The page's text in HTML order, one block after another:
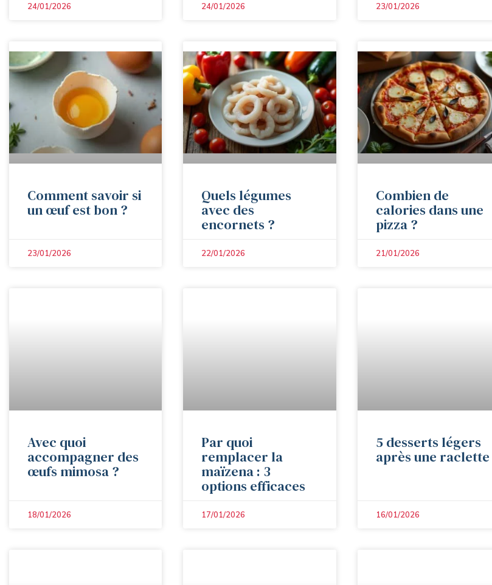
24/01/2026 24/01/2026 23/01/2026
Comment savoir si
un œuf est bon ?
23/01/2026
Quels légumes
avec des
encornets ?
22/01/2026
Combien de
calories dans une
pizza ?
21/01/2026
Avec quoi
accompagner des
œufs mimosa ?
18/01/2026
Par quoi
remplacer la
maïzena : 3
options efficaces
17/01/2026
5 desserts légers
après une raclette
16/01/2026